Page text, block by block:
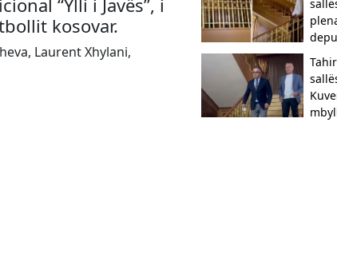
“Ylli i Javës”, i
kosovar.
, Laurent Xhylani,